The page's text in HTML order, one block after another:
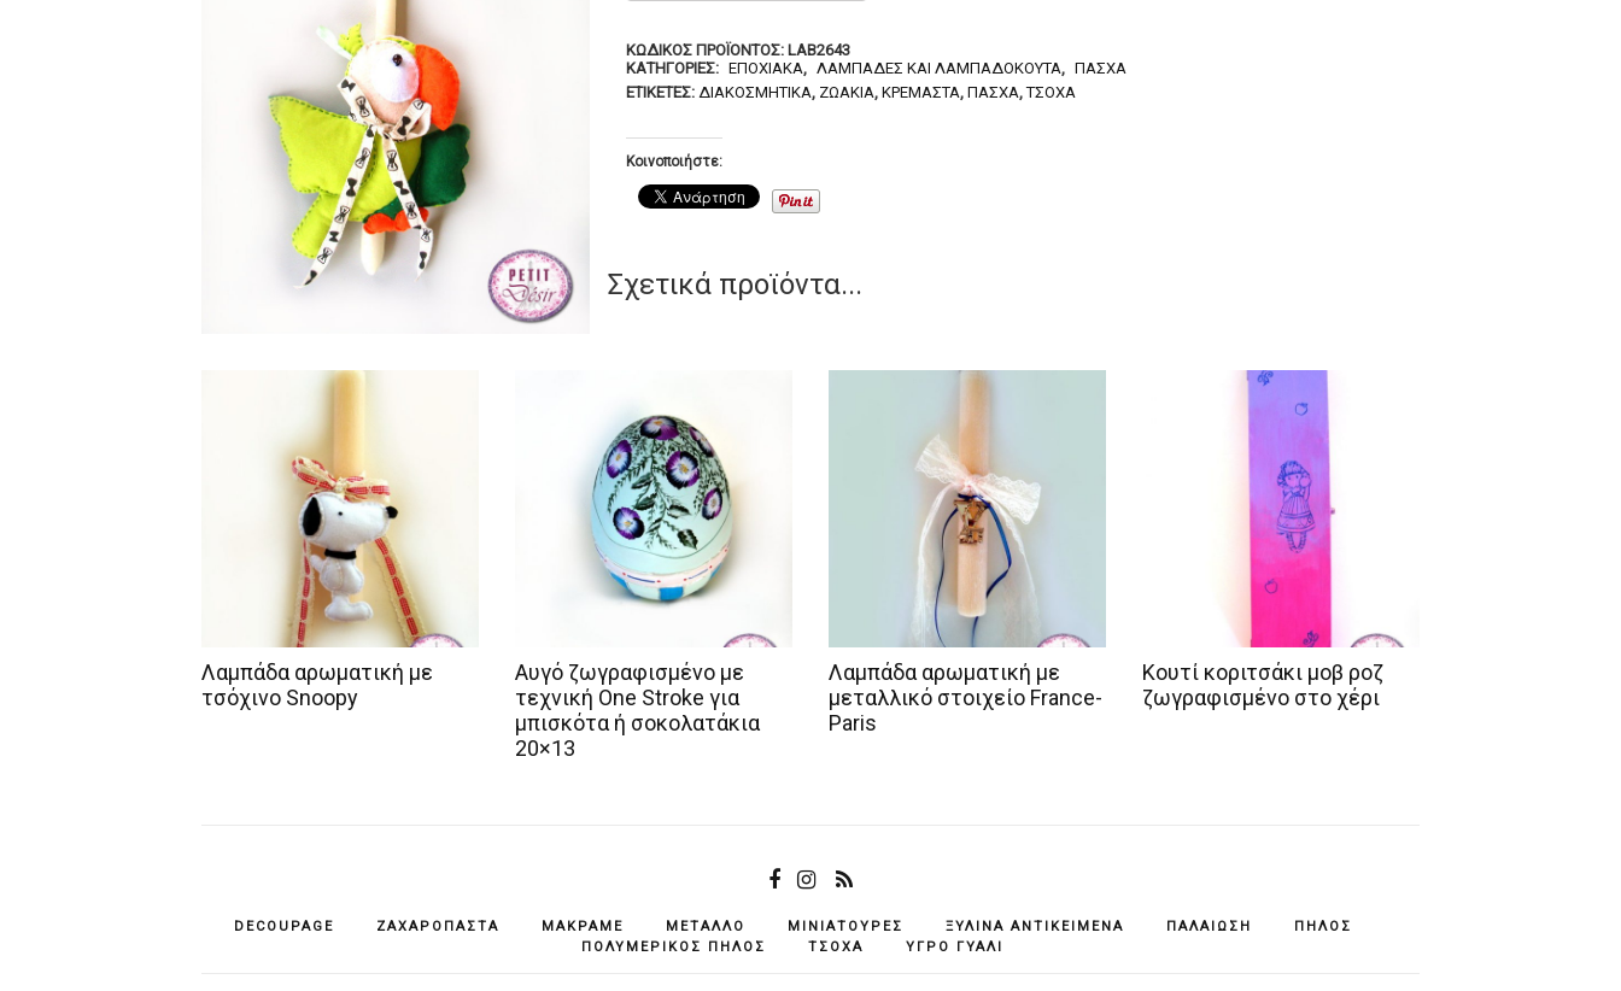
ΚΩΔΙΚΌΣ ΠΡΟΪΌΝΤΟΣ: LAB2643
ΚΑΤΗΓΟΡΊΕΣ: ΕΠΟΧΙΑΚΆ, ΛΑΜΠΆΔΕΣ ΚΑΙ ΛΑΜΠΑΔΌΚΟΥΤΑ, ΠΆΣΧΑ
ΕΤΙΚΈΤΕΣ: ΔΙΑΚΟΣΜΗΤΙΚΆ, ΖΩΆΚΙΑ, ΚΡΕΜΑΣΤΆ, ΠΆΣΧΑ,ΤΣΌΧΑ
Κοινοποιήστε:
Σχετικά προϊόντα...
Λαμπάδα αρωματική με
τσόχινο Snoopy
Αυγό ζωγραφισμένο με
τεχνική One Stroke για
μπισκότα ή σοκολατάκια
20×13
Λαμπάδα αρωματική με
μεταλλικό στοιχείο France-
Paris
Κουτί κοριτσάκι μοβ ροζ
ζωγραφισμένο στο χέρι
DECOUPAGE ΖΑΧΑΡΌΠΑΣΤΑ ΜΑΚΡΑΜΈ ΜΈΤΑΛΛΟ ΜΙΝΙΑΤΟΎΡΕΣ ΞΎΛΙΝΑ ΑΝΤΙΚΕΊΜΕΝΆ ΠΑΛΑΊΩΣΗ
ΠΗΛΌΣ
ΠΟΛΥΜΕΡΙΚΌΣ ΠΗΛΌΣ
ΤΣΌΧΑ ΥΓΡΌ ΓΥΑΛΊ